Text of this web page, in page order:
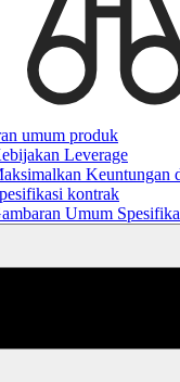
umum produk
Leverage
Keuntungan
kontrak
Umum